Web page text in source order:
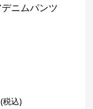
(税込)